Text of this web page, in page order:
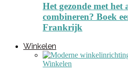
Het gezonde met het
combineren? Boek
Frankrijk
Winkelen
Winkelen